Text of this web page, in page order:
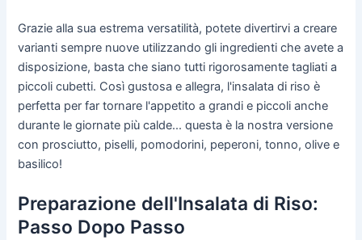
Grazie alla sua estrema versatilità, potete divertirvi a creare
varianti sempre nuove utilizzando gli ingredienti che avete a
disposizione, basta che siano tutti rigorosamente tagliati a
piccoli cubetti. Così gustosa e allegra, l'insalata di riso è
perfetta per far tornare l'appetito a grandi e piccoli anche
durante le giornate più calde... questa è la nostra versione
con prosciutto, piselli, pomodorini, peperoni, tonno, olive e
basilico!
Preparazione dell'Insalata di Riso:
Passo Dopo Passo